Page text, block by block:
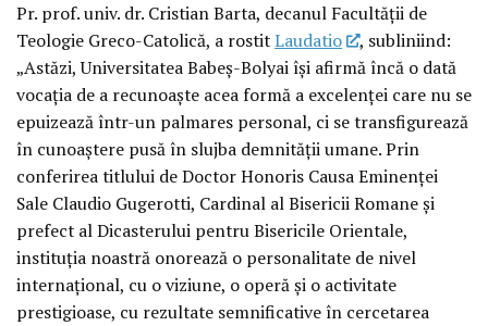
Pr. prof. univ. dr. Cristian Barta, decanul Facultății de
Teologie Greco-Catolică, a rostitLaudatio
, subliniind:
„Astăzi, Universitatea Babeș-Bolyai își afirmă încă o dată
vocația de a recunoaște acea formă a excelenței care nu se
epuizează într-un palmares personal, ci se transfigurează
în cunoaștere pusă în slujba demnității umane. Prin
conferirea titlului de Doctor Honoris Causa Eminenței
Sale Claudio Gugerotti, Cardinal al Bisericii Romane și
prefect al Dicasterului pentru Bisericile Orientale,
instituția noastră onorează o personalitate de nivel
internațional, cu o viziune, o operă și o activitate
prestigioase, cu rezultate semnificative în cercetarea